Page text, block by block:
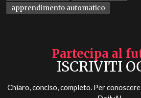
apprendimento automatico
Partecipa al
ISCRIVITI
Chiaro, conciso, completo. Per